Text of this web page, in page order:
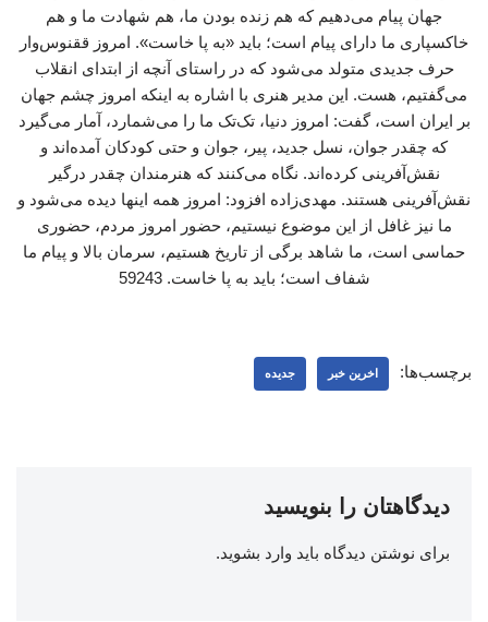
جهان پیام می‌دهیم که هم زنده بودن ما، هم شهادت ما و هم
خاکسپاری ما دارای پیام است؛ باید «به پا خاست». امروز ققنوس‌وار
حرف جدیدی متولد می‌شود که در راستای آنچه از ابتدای انقلاب
می‌گفتیم، هست. این مدیر هنری با اشاره به اینکه امروز چشم جهان
بر ایران است، گفت: امروز دنیا، تک‌تک ما را می‌شمارد، آمار می‌گیرد
که چقدر جوان، نسل جدید، پیر، جوان و حتی کودکان آمده‌اند و
نقش‌آفرینی کرده‌اند. نگاه می‌کنند که هنرمندان چقدر درگیر
نقش‌آفرینی هستند. مهدی‌زاده افزود: امروز همه اینها دیده می‌شود و
ما نیز غافل از این موضوع نیستیم، حضور امروز مردم، حضوری
حماسی است، ما شاهد برگی از تاریخ هستیم، سرمان بالا و پیام ما
شفاف است؛ باید به پا خاست. 59243
برچسب‌ها: اخرین خبر جدیده
دیدگاهتان را بنویسید
برای نوشتن دیدگاه باید وارد بشوید.